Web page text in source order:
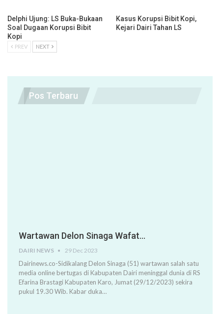
Delphi Ujung: LS Buka-Bukaan
Soal Dugaan Korupsi Bibit
Kopi
Kasus Korupsi Bibit Kopi,
Kejari Dairi Tahan LS
PREV NEXT
Pos Terbaru
Wartawan Delon Sinaga Wafat…
DAIRI NEWS 29 Dec 2023
Dairinews.co-Sidikalang Delon Sinaga (51) wartawan salah satu
media online bertugas di Kabupaten Dairi meninggal dunia di RS
Efarina Brastagi Kabupaten Karo, Jumat (29/12/2023) sekira
pukul 19.30 Wib. Kabar duka…